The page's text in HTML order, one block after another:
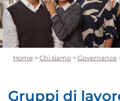
Home > Chi siamo> Governance
Gruppi di